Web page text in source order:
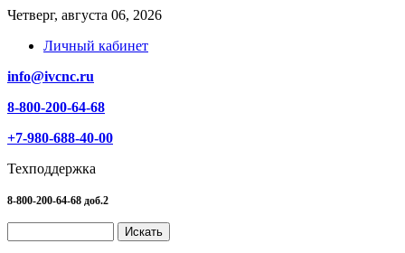
Четверг, августа 06, 2026
Личный кабинет
info@ivcnc.ru
8-800-200-64-68
+7-980-688-40-00
Техподдержка
8-800-200-64-68 доб.2